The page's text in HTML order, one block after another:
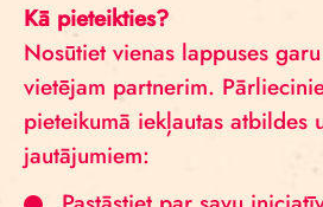
Kā pieteikties?
Nosūtiet vienas lappuses
vietējam partnerim.
pieteikumā iekļautas atbildes
jautājumiem: